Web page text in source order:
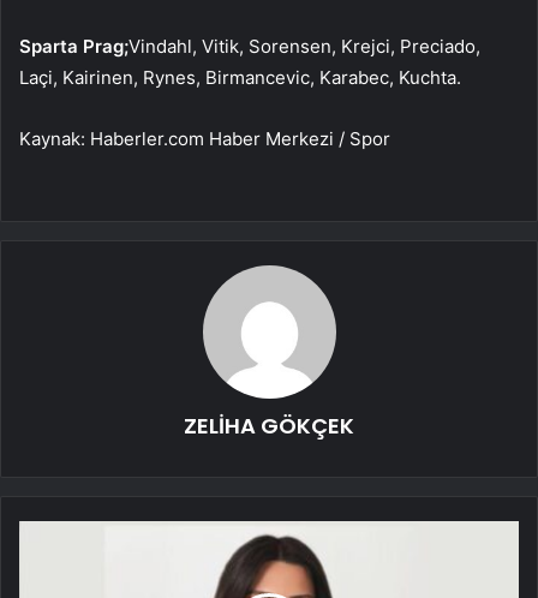
Sparta Prag;Vindahl, Vitik, Sorensen, Krejci, Preciado,
Laçi, Kairinen, Rynes, Birmancevic, Karabec, Kuchta.
Kaynak: Haberler.com Haber Merkezi / Spor
ZELİHA GÖKÇEK